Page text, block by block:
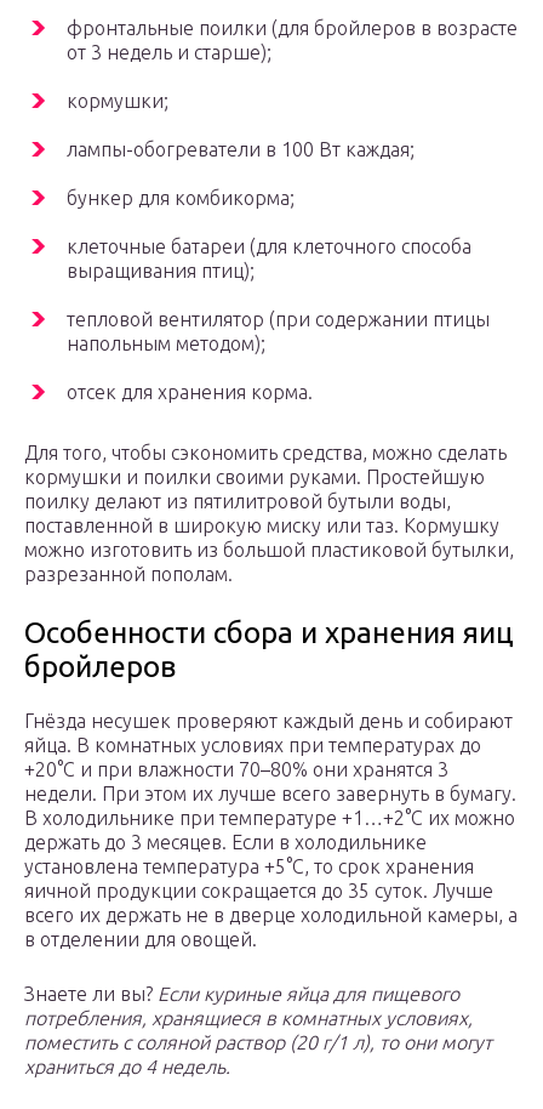
фронтальные поилки (для бройлеров в возрасте
от 3 недель и старше);
кормушки;
лампы-обогреватели в 100 Вт каждая;
бункер для комбикорма;
клеточные батареи (для клеточного способа
выращивания птиц);
тепловой вентилятор (при содержании птицы
напольным методом);
отсек для хранения корма.
Для того, чтобы сэкономить средства, можно сделать
кормушки и поилки своими руками. Простейшую
поилку делают из пятилитровой бутыли воды,
поставленной в широкую миску или таз. Кормушку
можно изготовить из большой пластиковой бутылки,
разрезанной пополам.
Особенности сбора и хранения яиц
бройлеров
Гнёзда несушек проверяют каждый день и собирают
яйца. В комнатных условиях при температурах до
+20°С и при влажности 70–80% они хранятся 3
недели. При этом их лучше всего завернуть в бумагу.
В холодильнике при температуре +1…+2°С их можно
держать до 3 месяцев. Если в холодильнике
установлена температура +5°С, то срок хранения
яичной продукции сокращается до 35 суток. Лучше
всего их держать не в дверце холодильной камеры, а
в отделении для овощей.
Знаете ли вы? Если куриные яйца для пищевого
потребления, хранящиеся в комнатных условиях,
поместить с соляной раствор (20 г/1 л), то они могут
храниться до 4 недель.